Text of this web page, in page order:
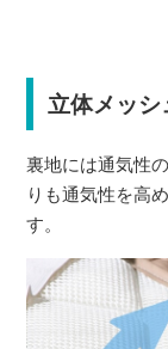
立体メッシ
裏地には通気性
りも通気性を高
す。